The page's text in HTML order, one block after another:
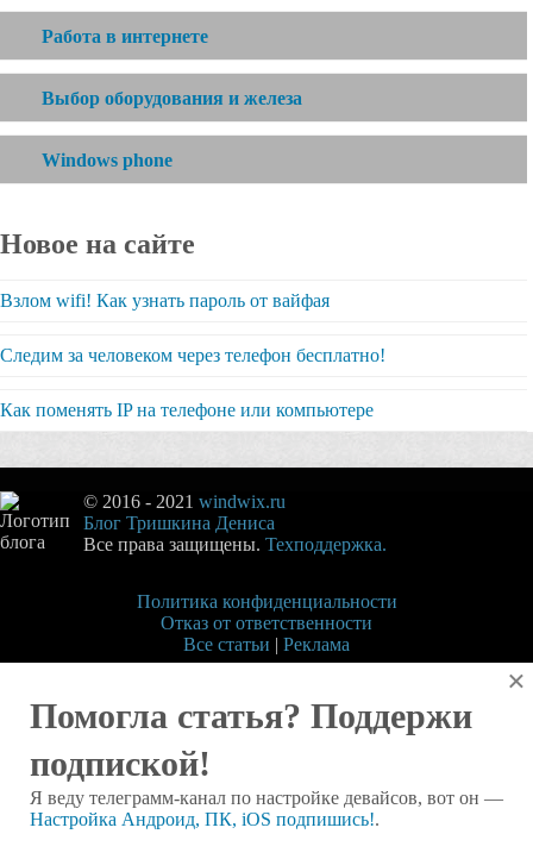
Работа в интернете
Выбор оборудования и железа
Windows phone
Новое на сайте
Взлом wifi! Как узнать пароль от вайфая
Следим за человеком через телефон бесплатно!
Как поменять IP на телефоне или компьютере
© 2016 - 2021 windwix.ru
Блог Тришкина Дениса
Все права защищены. Техподдержка.
Политика конфиденциальности
Отказ от ответственности
Все статьи | Реклама
Помогла статья? Поддержи
подпиской!
Я веду телеграмм-канал по настройке девайсов, вот он —
Настройка Андроид, ПК, iOS подпишись!.
×